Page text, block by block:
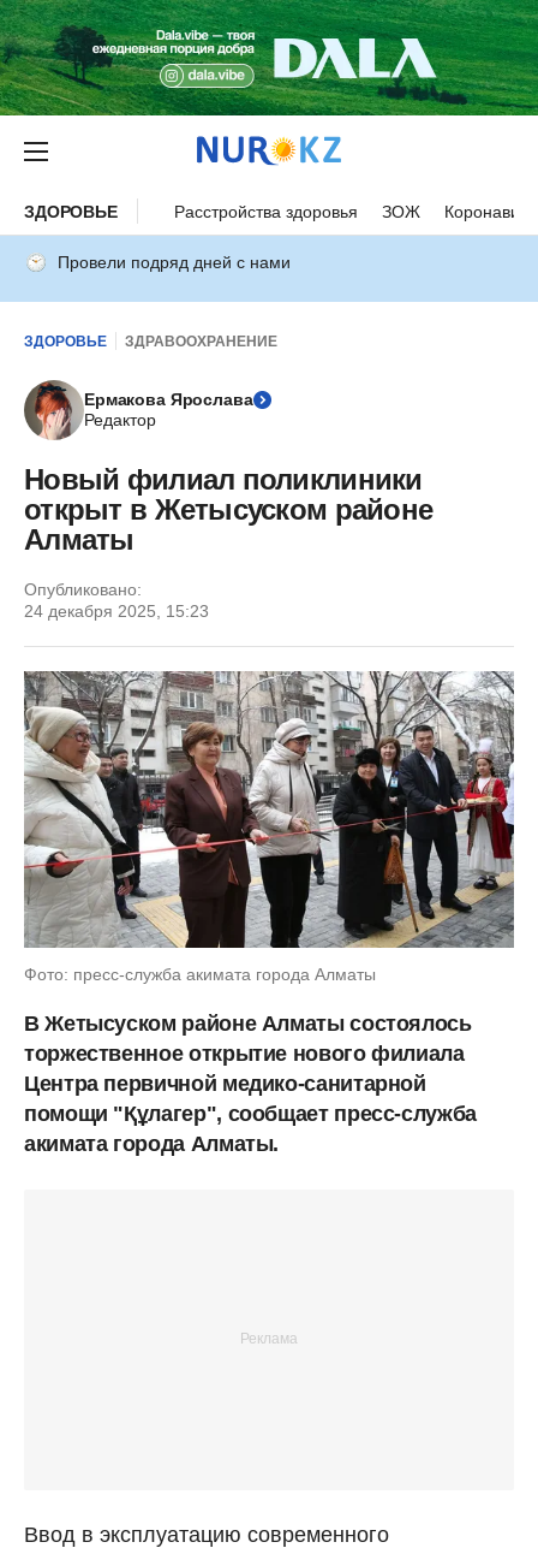
ЗДОРОВЬЕ Расстройства здоровья ЗОЖ
Провели подряд дней с нами
ЗДОРОВЬЕ ЗДРАВООХРАНЕНИЕ
Ермакова Ярослава
Редактор
Новый филиал поликлиники
открыт в Жетысуском районе
Алматы
Опубликовано:
24 декабря 2025, 15:23
Фото: пресс-служба акимата города Алматы
В Жетысуском районе Алматы состоялось
торжественное открытие нового филиала
Центра первичной медико-санитарной
помощи "Құлагер", сообщает пресс-служба
акимата города Алматы.
Ввод в эксплуатацию современного